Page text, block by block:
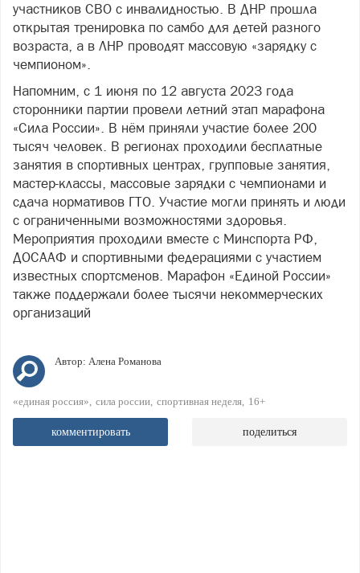
участников СВО с инвалидностью. В ДНР прошла
открытая тренировка по самбо для детей разного
возраста, а в ЛНР проводят массовую «зарядку с
чемпионом».
Напомним, с 1 июня по 12 августа 2023 года
сторонники партии провели летний этап марафона
«Сила России». В нём приняли участие более 200
тысяч человек. В регионах проходили бесплатные
занятия в спортивных центрах, групповые занятия,
мастер-классы, массовые зарядки с чемпионами и
сдача нормативов ГТО. Участие могли принять и люди
с ограниченными возможностями здоровья.
Мероприятия проходили вместе с Минспорта РФ,
ДОСААФ и спортивными федерациями с участием
известных спортсменов. Марафон «Единой России»
также поддержали более тысячи некоммерческих
организаций
Автор: Алена Романова
«единая россия» сила россии спортивная неделя 16+
комментировать поделиться